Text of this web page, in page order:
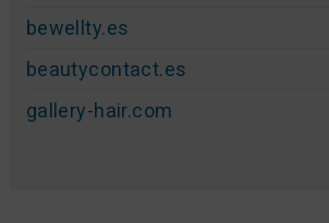
bewellty.es
beautycontact.es
gallery-hair.com